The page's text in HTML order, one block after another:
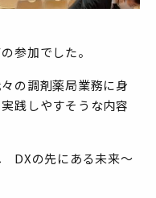
参加でした。
の調剤薬局業務に身
践しやすそうな内容
DXの先にある未来～